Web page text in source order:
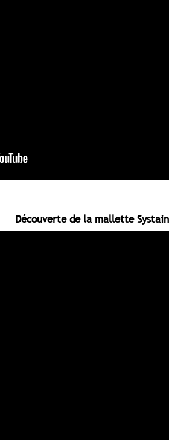
Découverte de la mallette